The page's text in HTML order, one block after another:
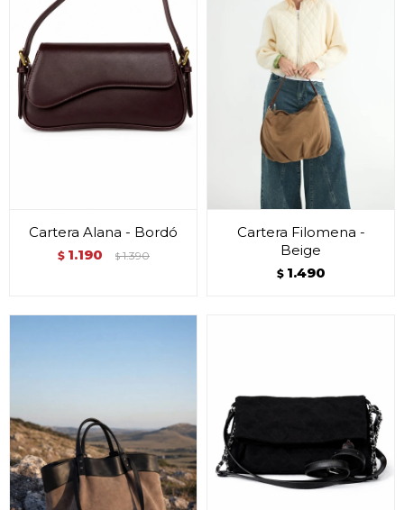
Cartera Alana - Bordó
$ 1.190 $ 1.390
Cartera Filomena -
Beige
$ 1.490